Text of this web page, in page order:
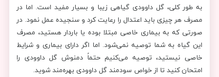
به طور کلی، گل داوودی گیاهی زیبا و بسیار مفید است. اما در
مصرف هر چیزی باید اعتدال را رعایت کرد و سنجیده عمل نمود. در
صورتی که به بیمار‌ی خاصی مبتلا بوده یا باردار هستید، مصرف
این گیاه به شما توصیه نمی‌شود. اما اگر دارای بیماری و شرایط
خاصی نیستید، توصیه می‌کنیم حتماً دمنوش گل داوودی را
امتحان کنید تا از خواص سودمند گل داوودی بهره‌مند شوید.